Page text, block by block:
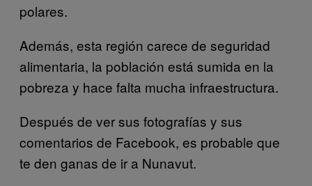
polares.
Además, esta región carece de seguridad
alimentaria, la población está sumida en la
pobreza y hace falta mucha infraestructura.
Después de ver sus fotografías y sus
comentarios de Facebook, es probable que
te den ganas de ir a Nunavut.